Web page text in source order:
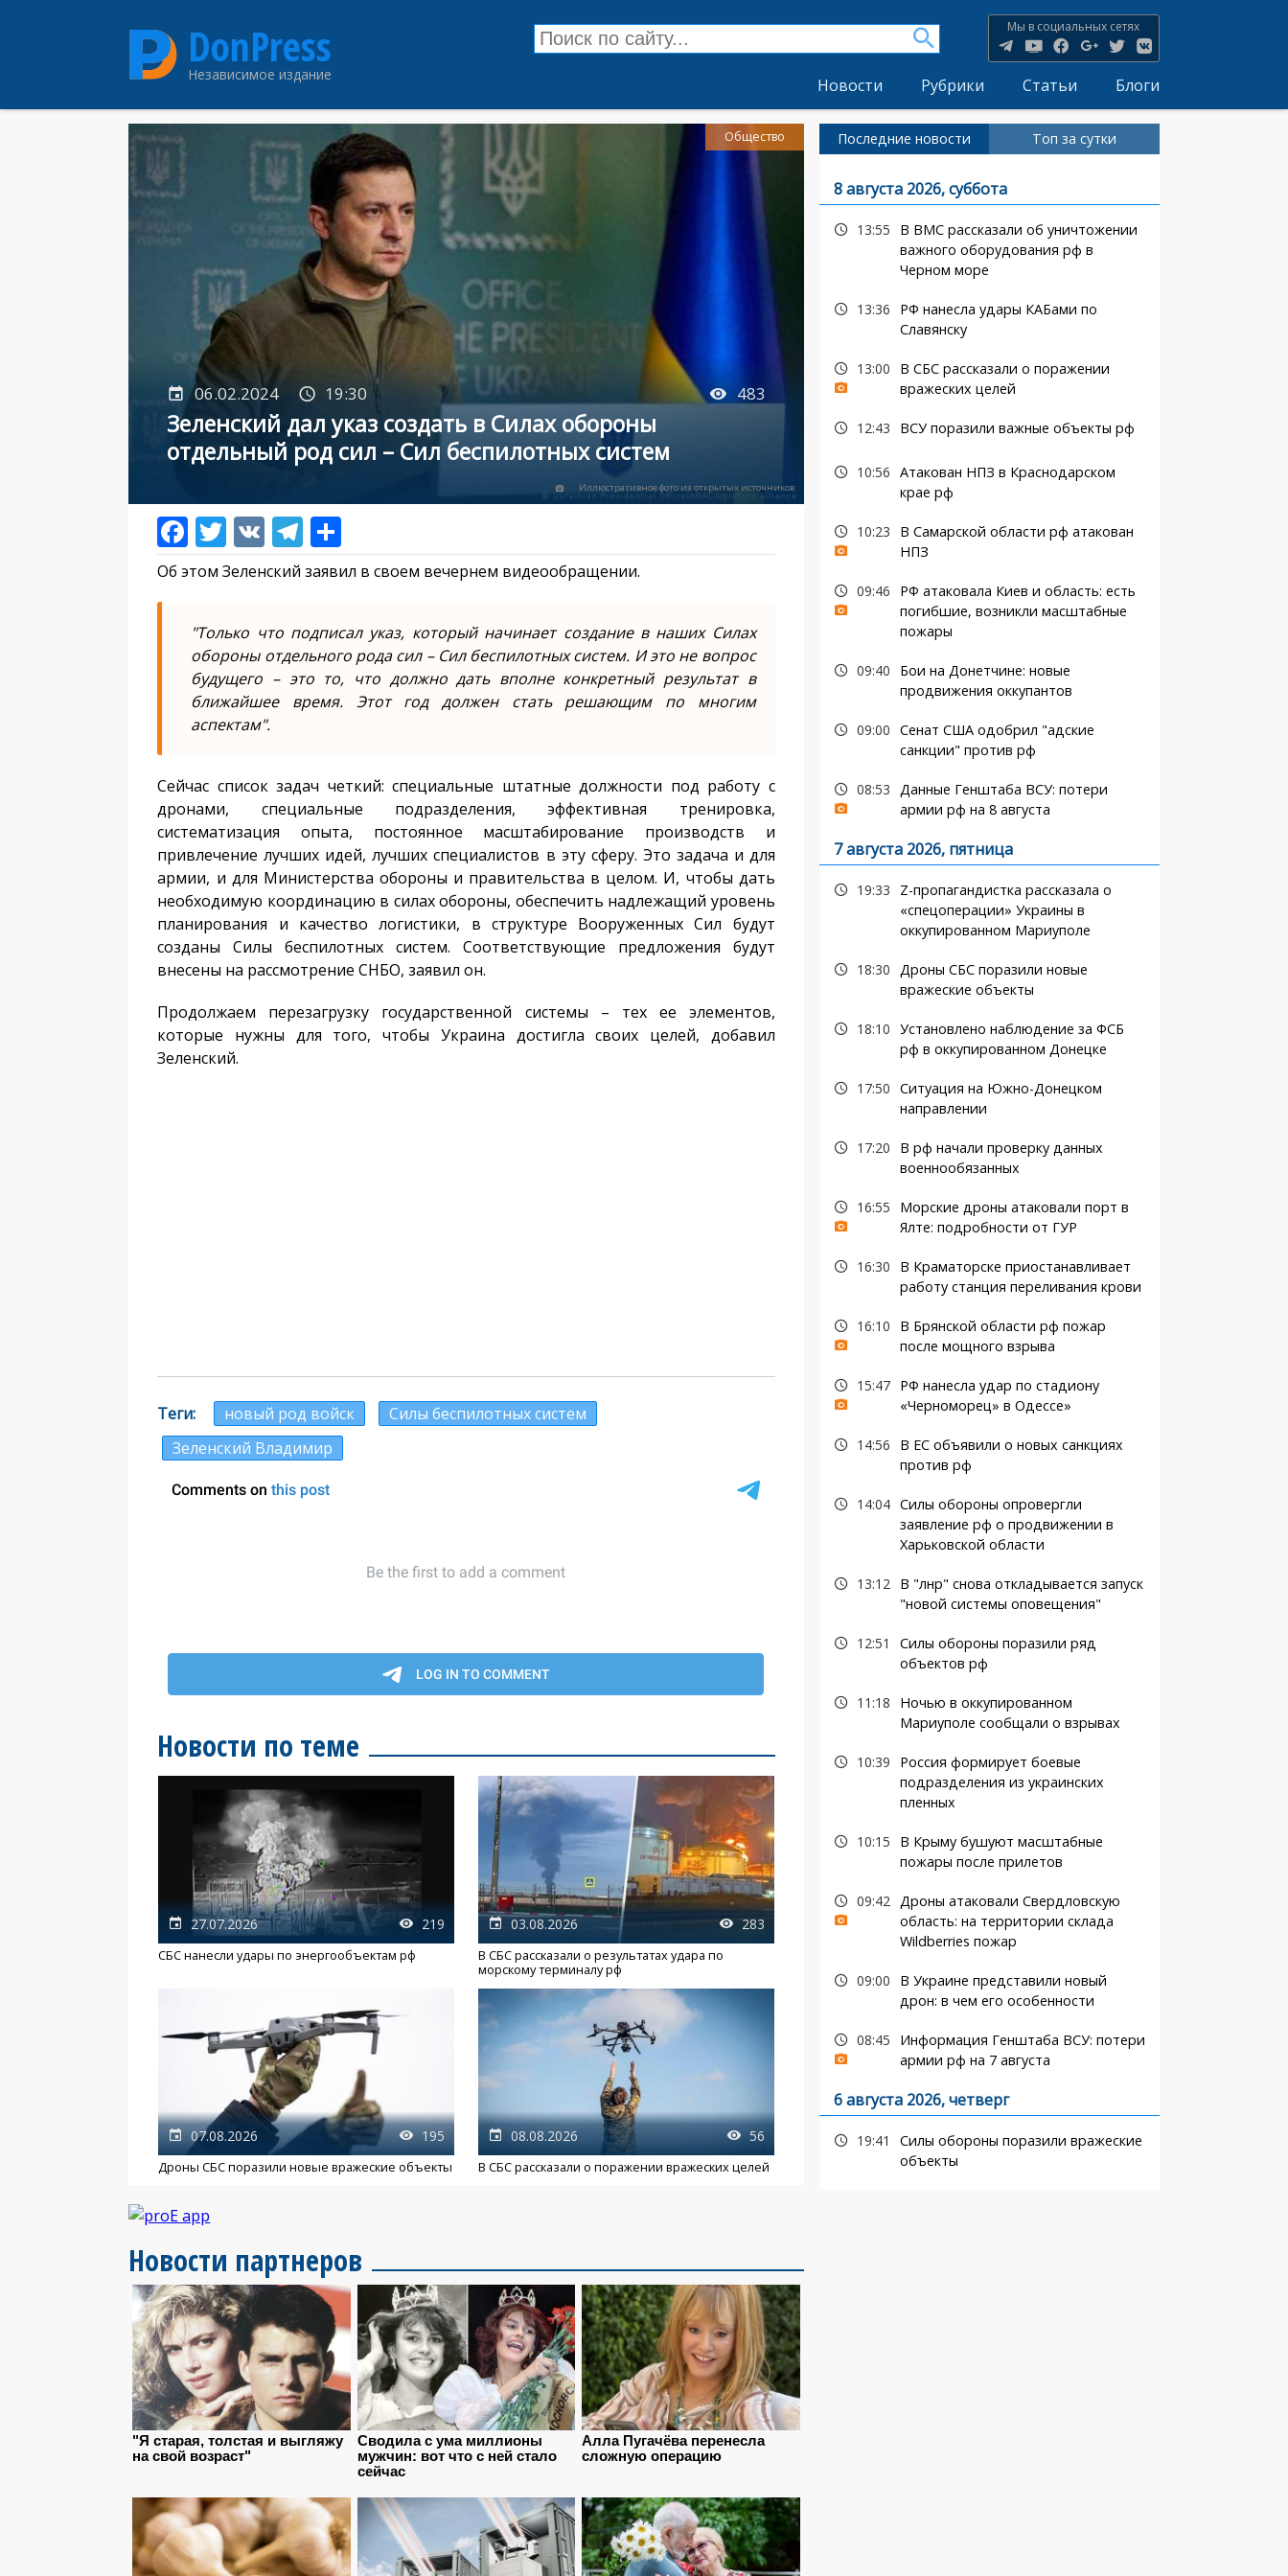
DonPress
Независимое издание
Мы в социальных сетях
Новости Рубрики Статьи Блоги
06.02.2024 19:30 483
Зеленский дал указ создать в Силах обороны
отдельный род сил – Сил беспилотных систем
Иллюстративное фото из открытых источников
Общество
Об этом Зеленский заявил в своем вечернем видеообращении.
"Только что подписал указ, который начинает создание в наших Силах
обороны отдельного рода сил – Сил беспилотных систем. И это не вопрос
будущего – это то, что должно дать вполне конкретный результат в
ближайшее время. Этот год должен стать решающим по многим
аспектам".
Сейчас список задач четкий: специальные штатные должности под работу с
дронами, специальные подразделения, эффективная тренировка,
систематизация опыта, постоянное масштабирование производств и
привлечение лучших идей, лучших специалистов в эту сферу. Это задача и для
армии, и для Министерства обороны и правительства в целом. И, чтобы дать
необходимую координацию в силах обороны, обеспечить надлежащий уровень
планирования и качество логистики, в структуре Вооруженных Сил будут
созданы Силы беспилотных систем. Соответствующие предложения будут
внесены на рассмотрение СНБО, заявил он.
Продолжаем перезагрузку государственной системы – тех ее элементов,
которые нужны для того, чтобы Украина достигла своих целей, добавил
Зеленский.
Теги новый род войск
Силы беспилотных систем
Зеленский Владимир
Новости по теме
27.07.2026 219
СБС нанесли удары по энергообъектам рф
03.08.2026 283
В СБС рассказали о результатах удара по
морскому терминалу рф
07.08.2026 195
Дроны СБС поразили новые вражеские объекты
08.08.2026 56
В СБС рассказали о поражении вражеских целей
Новости партнеров
Последние новости Топ за сутки
8 августа 2026, суббота
13:55
В ВМС рассказали об уничтожении
важного оборудования рф в
Черном море
13:36
РФ нанесла удары КАБами по
Славянску
13:00
В СБС рассказали о поражении
вражеских целей
12:43 ВСУ поразили важные объекты рф
10:56 Атакован НПЗ в Краснодарском
крае рф
10:23
В Самарской области рф атакован
НПЗ
09:46
РФ атаковала Киев и область: есть
погибшие, возникли масштабные
пожары
09:40
Бои на Донетчине: новые
продвижения оккупантов
09:00 Сенат США одобрил "адские
санкции" против рф
08:53 Данные Генштаба ВСУ: потери
армии рф на 8 августа
7 августа 2026, пятница
19:33
Z-пропагандистка рассказала о
«спецоперации» Украины в
оккупированном Мариуполе
18:30 Дроны СБС поразили новые
вражеские объекты
18:10 Установлено наблюдение за ФСБ
рф в оккупированном Донецке
17:50 Ситуация на Южно-Донецком
направлении
17:20
В рф начали проверку данных
военнообязанных
16:55
Морские дроны атаковали порт в
Ялте: подробности от ГУР
16:30
В Краматорске приостанавливает
работу станция переливания крови
16:10
В Брянской области рф пожар
после мощного взрыва
15:47
РФ нанесла удар по стадиону
«Черноморец» в Одессе»
14:56
В ЕС объявили о новых санкциях
против рф
14:04 Силы обороны опровергли
заявление рф о продвижении в
Харьковской области
13:12
В "лнр" снова откладывается запуск
"новой системы оповещения"
12:51
Силы обороны поразили ряд
объектов рф
11:18
Ночью в оккупированном
Мариуполе сообщали о взрывах
10:39
Россия формирует боевые
подразделения из украинских
пленных
10:15
В Крыму бушуют масштабные
пожары после прилетов
09:42 Дроны атаковали Свердловскую
область: на территории склада
Wildberries пожар
09:00
В Украине представили новый
дрон: в чем его особенности
08:45
Информация Генштаба ВСУ: потери
армии рф на 7 августа
6 августа 2026, четверг
19:41
Силы обороны поразили вражеские
объекты